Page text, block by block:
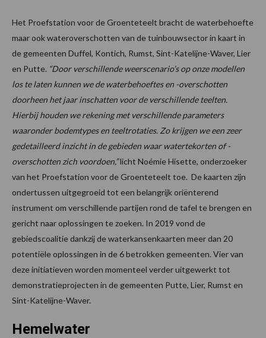
Het Proefstation voor de Groenteteelt bracht de waterbehoefte
maar ook wateroverschotten van de tuinbouwsector in kaart in
de gemeenten Duffel, Kontich, Rumst, Sint-Katelijne-Waver, Lier
en Putte. “Door verschillende weerscenario’s op onze modellen
los te laten kunnen we de waterbehoeftes en -overschotten
doorheen het jaar inschatten voor de verschillende teelten.
Hierbij houden we rekening met verschillende parameters
waaronder bodemtypes en teeltrotaties. Zo krijgen we een zeer
gedetailleerd inzicht in de gebieden waar watertekorten of -
overschotten zich voordoen,”licht Noémie Hisette, onderzoeker
van het Proefstation voor de Groenteteelt toe. De kaarten zijn
ondertussen uitgegroeid tot een belangrijk oriënterend
instrument om verschillende partijen rond de tafel te brengen en
gericht naar oplossingen te zoeken. In 2019 vond de
gebiedscoalitie dankzij de waterkansenkaarten meer dan 20
potentiële oplossingen in de 6 betrokken gemeenten. Vier van
deze initiatieven worden momenteel verder uitgewerkt tot
demonstratieprojecten in de gemeenten Putte, Lier, Rumst en
Sint-Katelijne-Waver.
Hemelwater